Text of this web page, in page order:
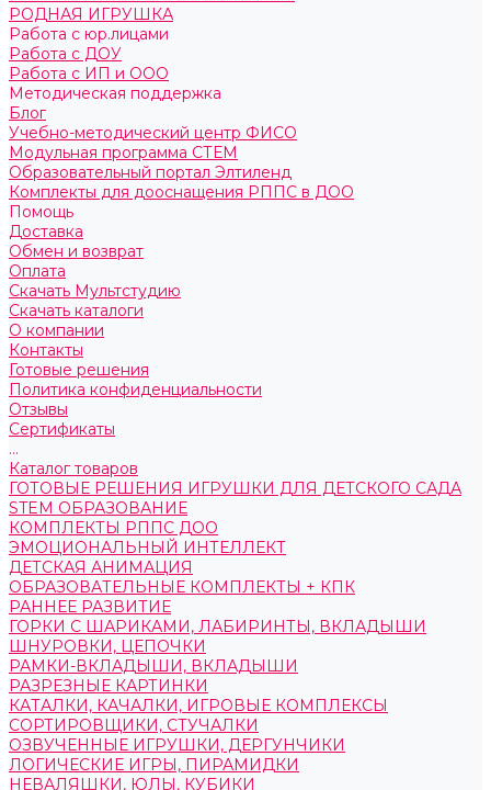
РОДНАЯ ИГРУШКА
Работа с юр.лицами
Работа с ДОУ
Работа с ИП и ООО
Методическая поддержка
Блог
Учебно-методический центр ФИСО
Модульная программа СТЕМ
Образовательный портал Элтиленд
Комплекты для дооснащения РППС в ДОО
Помощь
Доставка
Обмен и возврат
Оплата
Скачать Мультстудию
Скачать каталоги
О компании
Контакты
Готовые решения
Политика конфиденциальности
Отзывы
Сертификаты
...
Каталог товаров
ГОТОВЫЕ РЕШЕНИЯ ИГРУШКИ ДЛЯ ДЕТСКОГО САДА
STEM ОБРАЗОВАНИЕ
КОМПЛЕКТЫ РППС ДОО
ЭМОЦИОНАЛЬНЫЙ ИНТЕЛЛЕКТ
ДЕТСКАЯ АНИМАЦИЯ
ОБРАЗОВАТЕЛЬНЫЕ КОМПЛЕКТЫ + КПК
РАННЕЕ РАЗВИТИЕ
ГОРКИ С ШАРИКАМИ, ЛАБИРИНТЫ, ВКЛАДЫШИ
ШНУРОВКИ, ЦЕПОЧКИ
РАМКИ-ВКЛАДЫШИ, ВКЛАДЫШИ
РАЗРЕЗНЫЕ КАРТИНКИ
КАТАЛКИ, КАЧАЛКИ, ИГРОВЫЕ КОМПЛЕКСЫ
СОРТИРОВЩИКИ, СТУЧАЛКИ
ОЗВУЧЕННЫЕ ИГРУШКИ, ДЕРГУНЧИКИ
ЛОГИЧЕСКИЕ ИГРЫ, ПИРАМИДКИ
НЕВАЛЯШКИ, ЮЛЫ, КУБИКИ